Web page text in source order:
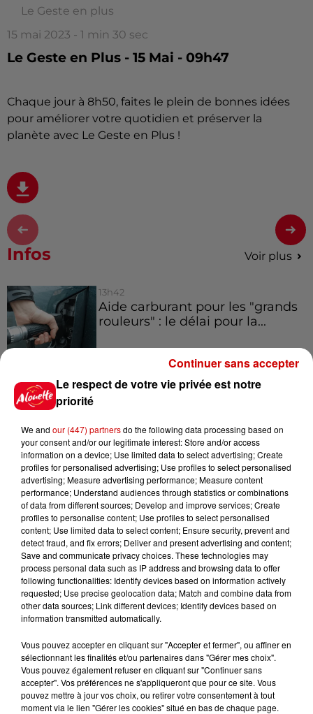
Le Geste en plus
15 mai 2023 - 1 min 30 sec
Le Geste en Plus - 15 Mai - 09h47
Chaque jour à 8h50, faites le plein de bonnes idées
pour améliorer votre quotidien et préserver la
planète avec Le Geste en Plus !
Infos Voir plus
13h42
Aide carburant pour les "grands
rouleurs" : le délai pour la...
10h54
9h45
Cambriolages : plus de 18 000
logements visités en juillet 2026,
en...
7 août 2026
Pape Léon XIV en France : quel
est son programme ?
Jeux Voir plus
Le respect de votre vie privée est notre
priorité
We and our (447) partnersdo the following data processing based on
your consent and/or our legitimate interest: Store and/or access
information on a device; Use limited data to select advertising; Create
profiles for personalised advertising; Use profiles to select personalised
advertising; Measure advertising performance; Measure content
performance; Understand audiences through statistics or combinations
of data from different sources; Develop and improve services; Create
profiles to personalise content; Use profiles to select personalised
content; Use limited data to select content; Ensure security, prevent and
detect fraud, and fix errors; Deliver and present advertising and content;
Save and communicate privacy choices. These technologies may
process personal data such as IP address and browsing data to offer
following functionalities: Identify devices based on information actively
requested; Use precise geolocation data; Match and combine data from
other data sources; Link different devices; Identify devices based on
information transmitted automatically.
Vous pouvez accepter en cliquant sur "Accepter et fermer", ou affiner en
sélectionnant les finalités et/ou partenaires dans "Gérer mes choix".
Vous pouvez également refuser en cliquant sur "Continuer sans
accepter". Vos préférences ne s'appliqueront que pour ce site. Vous
pouvez mettre à jour vos choix, ou retirer votre consentement à tout
moment via le lien "Gérer les cookies" situé en bas de chaque page.
Continuer sans accepter